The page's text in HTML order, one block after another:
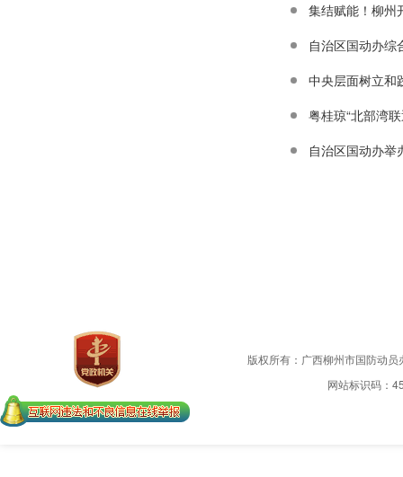
集结赋能！柳州
自治区国动办综
中央层面树立和
粤桂琼“北部湾
版权所有：广西柳州市国防动
网站标识码：